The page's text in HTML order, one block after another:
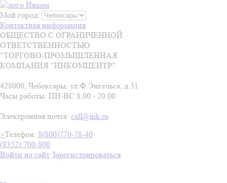
Мой город:
Контактная информация
ОБЩЕСТВО С ОГРАНИЧЕННОЙ
ОТВЕТСТВЕННОСТЬЮ
"ТОРГОВО-ПРОМЫШЛЕННАЯ
КОМПАНИЯ "ИНКОМЦЕНТР"
428000, Чебоксары, ул.Ф.Энгельса, д.31
Часы работы: ПН-ВС 8.00 - 20.00
Электронная почта: call@ink.ru
×Телефон: 8(800)770-78-40
(8352) 700-800
Войти на сайт Зарегистрироваться